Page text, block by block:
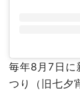
毎年8月7日に
つり（旧七夕